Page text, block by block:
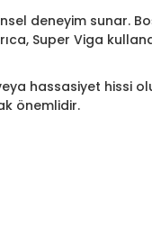
deneyim sunar.
Super Viga
hassasiyet hissi
önemlidir.